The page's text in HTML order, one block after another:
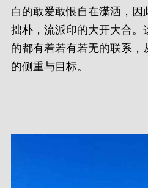
白的敢爱敢恨自在潇洒，因
拙朴，流派印的大开大合。
的都有着若有若无的联系，
的侧重与目标。